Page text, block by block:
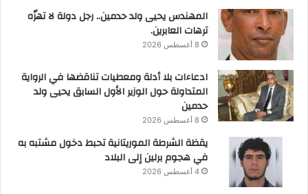
المهندس يحيى ولد حدمين.. رجل دولة لا تهزّه
ترهات العابرين.
8 أغسطس 2026
ادعاءات بلا أدلة ومعطيات تناقضها في الرواية
المتداولة حول الوزير الأول السابق يحيى ولد
حدمين
8 أغسطس 2026
يقظة الشرطة الموريتانية تحبط دخول مشتبه به
في هجوم برلين إلى البلاد
4 أغسطس 2026